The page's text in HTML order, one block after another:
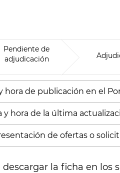
Pendiente de
adjudicación
hora de publicación en el
y hora de la última
de ofertas o
descargar la ficha en los